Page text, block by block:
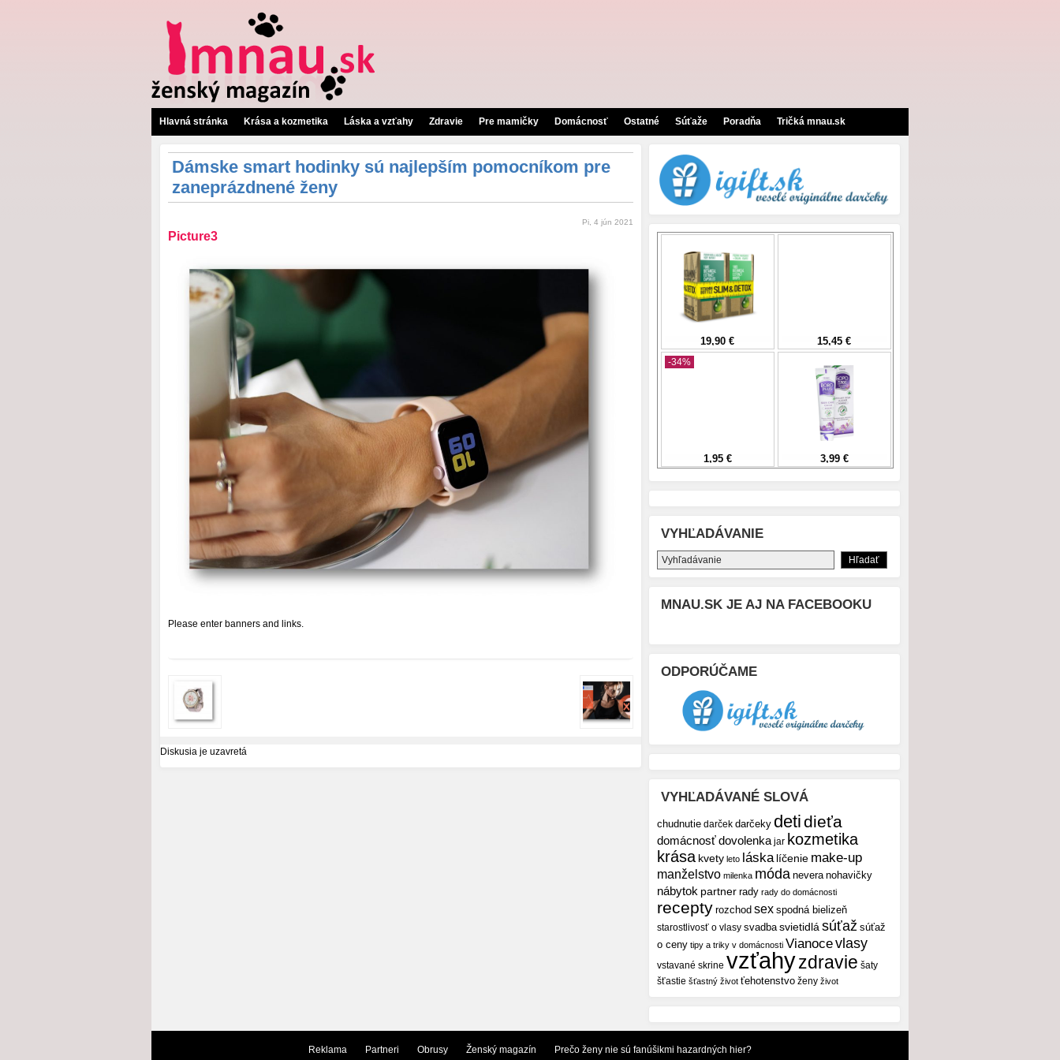
Hlavná stránka Krása a kozmetika Láska a vzťahy Zdravie Pre mamičky Domácnosť Ostatné Súťaže Poradňa Tričká mnau.sk
Dámske smart hodinky sú najlepším pomocníkom pre
zaneprázdnené ženy
Pi, 4 jún 2021
Picture3
Please enter banners and links.
Diskusia je uzavretá
VYHĽADÁVANIE
MNAU.SK JE AJ NA FACEBOOKU
ODPORÚČAME
VYHĽADÁVANÉ SLOVÁ
chudnutie darček darčeky detidieťa
domácnosťdovolenka jar kozmetika
krása kvety leto láska líčenie make-up
manželstvo milenka móda nevera nohavičky
nábytok partner rady rady do domácnosti
recepty rozchod sex spodná bielizeň
starostlivosť o vlasy svadba svietidlá súťaž súťaž
o ceny tipy a triky v domácnosti Vianocevlasy
vstavané skrine vzťahyzdravie šaty
šťastie šťastný život ťehotenstvo ženy život
Reklama Partneri Obrusy Ženský magazín Prečo ženy nie sú fanúšikmi hazardných hier?